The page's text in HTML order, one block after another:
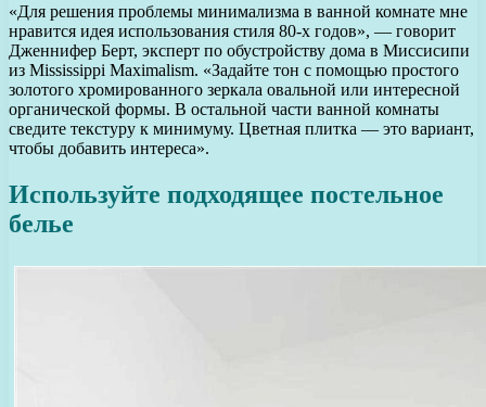
«Для решения проблемы минимализма в ванной комнате мне
нравится идея использования стиля 80-х годов», — говорит
Дженнифер Берт, эксперт по обустройству дома в Миссисипи
из Mississippi Maximalism. «Задайте тон с помощью простого
золотого хромированного зеркала овальной или интересной
органической формы. В остальной части ванной комнаты
сведите текстуру к минимуму. Цветная плитка — это вариант,
чтобы добавить интереса».
Используйте подходящее постельное
белье